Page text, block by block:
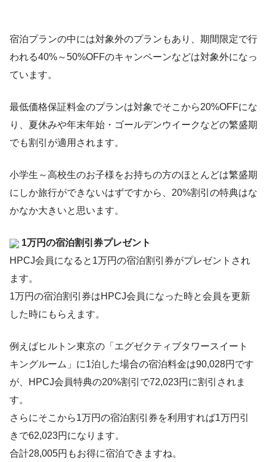
宿泊プランの中には対象外のプランもあり、期間限定で行
われる40%～50%OFFのキャンペーンなどは対象外になっ
ています。
最低価格保証料金のプランは対象でそこから20%OFFにな
り、夏休みや年末年始・ゴールデンウイークなどの繁盛期
でも割引が適用されます。
小学生～高校生のお子様をお持ちの方のほとんどは繁盛期
にしか旅行ができないはずですから、20%割引の特典はな
かなか大きいと思います。
1万円の宿泊割引券プレゼント
HPCJ会員になると1万円の宿泊割引券がプレゼントされ
ます。
1万円の宿泊割引券はHPCJ会員になった時と会員を更新
した時にもらえます。
例えばヒルトン東京の「エグゼクティブタワースイート
キングルーム」に1泊した場合の宿泊料金は90,028円です
が、HPCJ会員特典の20%割引で72,023円に割引されま
す。
さらにそこから1万円の宿泊割引券を利用すれば1万円引
きで62,023円になります。
合計28,005円もお得に宿泊できますね。